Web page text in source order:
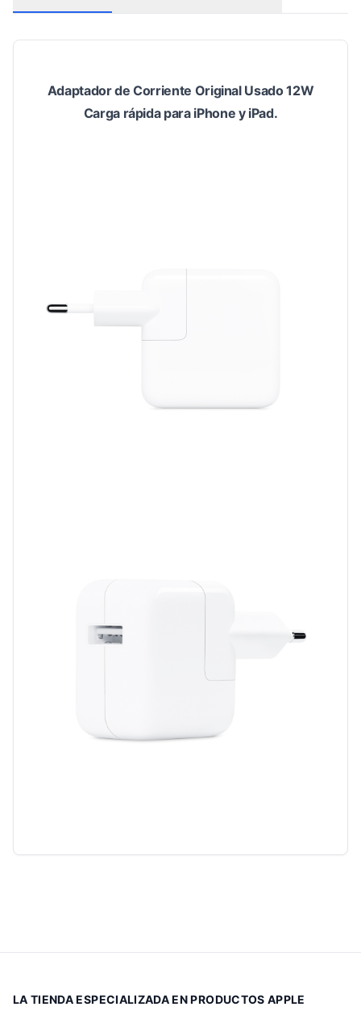
Adaptador de Corriente Original Usado 12W
Carga rápida para iPhone y iPad.
LA TIENDA ESPECIALIZADA EN PRODUCTOS APPLE